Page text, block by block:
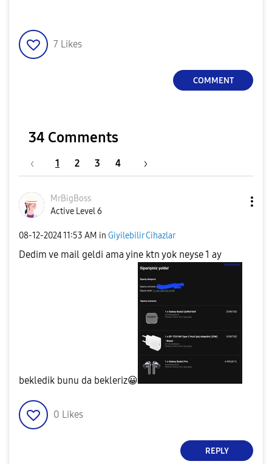
7 Likes
COMMENT
34 Comments
1 2 3 4
MrBigBoss
Active Level 6
‎08-12-202411:53 AM in Giyilebilir Cihazlar
Dedim ve mail geldi ama yine ktn yok neyse 1 ay
bekledik bunu da bekleriz😀
0 Likes
REPLY